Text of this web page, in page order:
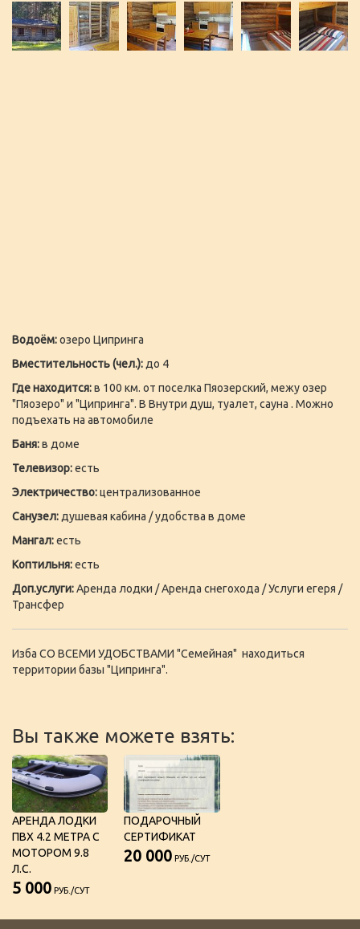
Водоём:озеро Ципринга
Вместительность (чел.): до 4
Где находится:в 100 км. от поселка Пяозерский, межу озер
"Пяозеро" и "Ципринга". В Внутри душ, туалет, сауна . Можно
подъехать на автомобиле
Баня:в доме
Телевизор:есть
Электричество:централизованное
Санузел: душевая кабина / удобства в доме
Мангал:есть
Коптильня:есть
Доп.услуги:Аренда лодки / Аренда снегохода / Услуги егеря /
Трансфер
Изба СО ВСЕМИ УДОБСТВАМИ "Семейная" находиться
территории базы "Ципринга".
Вы также можете взять:
АРЕНДА ЛОДКИ
ПВХ 4.2 МЕТРА С
МОТОРОМ 9.8
Л.С.
5 000 РУБ./СУТ
ПОДАРОЧНЫЙ
СЕРТИФИКАТ
20 000 РУБ./СУТ